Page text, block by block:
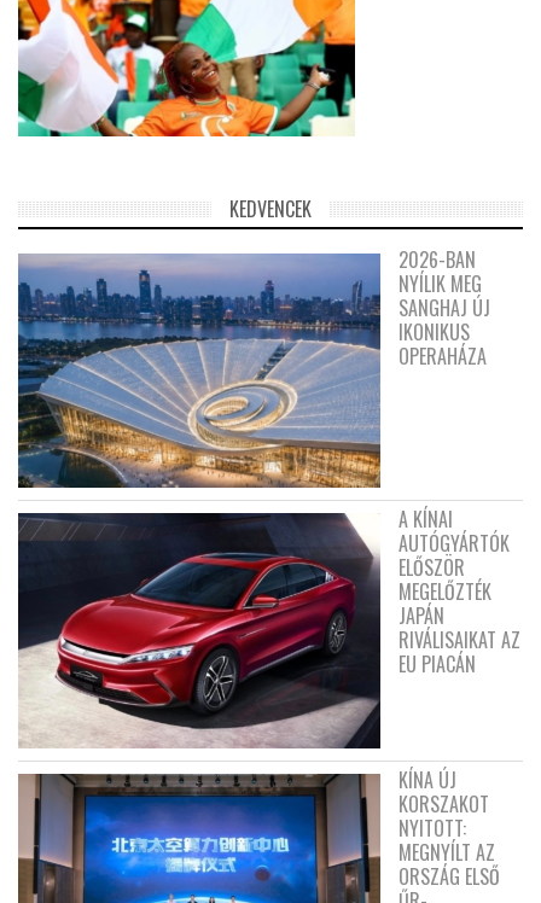
KEDVENCEK
2026-BAN
NYÍLIK MEG
SANGHAJ ÚJ
IKONIKUS
OPERAHÁZA
A KÍNAI
AUTÓGYÁRTÓK
ELŐSZÖR
MEGELŐZTÉK
JAPÁN
RIVÁLISAIKAT AZ
EU PIACÁN
KÍNA ÚJ
KORSZAKOT
NYITOTT:
MEGNYÍLT AZ
ORSZÁG ELSŐ